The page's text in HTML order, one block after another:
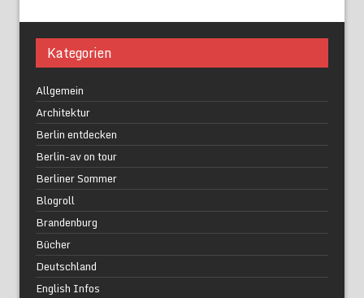
Kategorien
Allgemein
Architektur
Berlin entdecken
Berlin-av on tour
Berliner Sommer
Blogroll
Brandenburg
Bücher
Deutschland
English Infos